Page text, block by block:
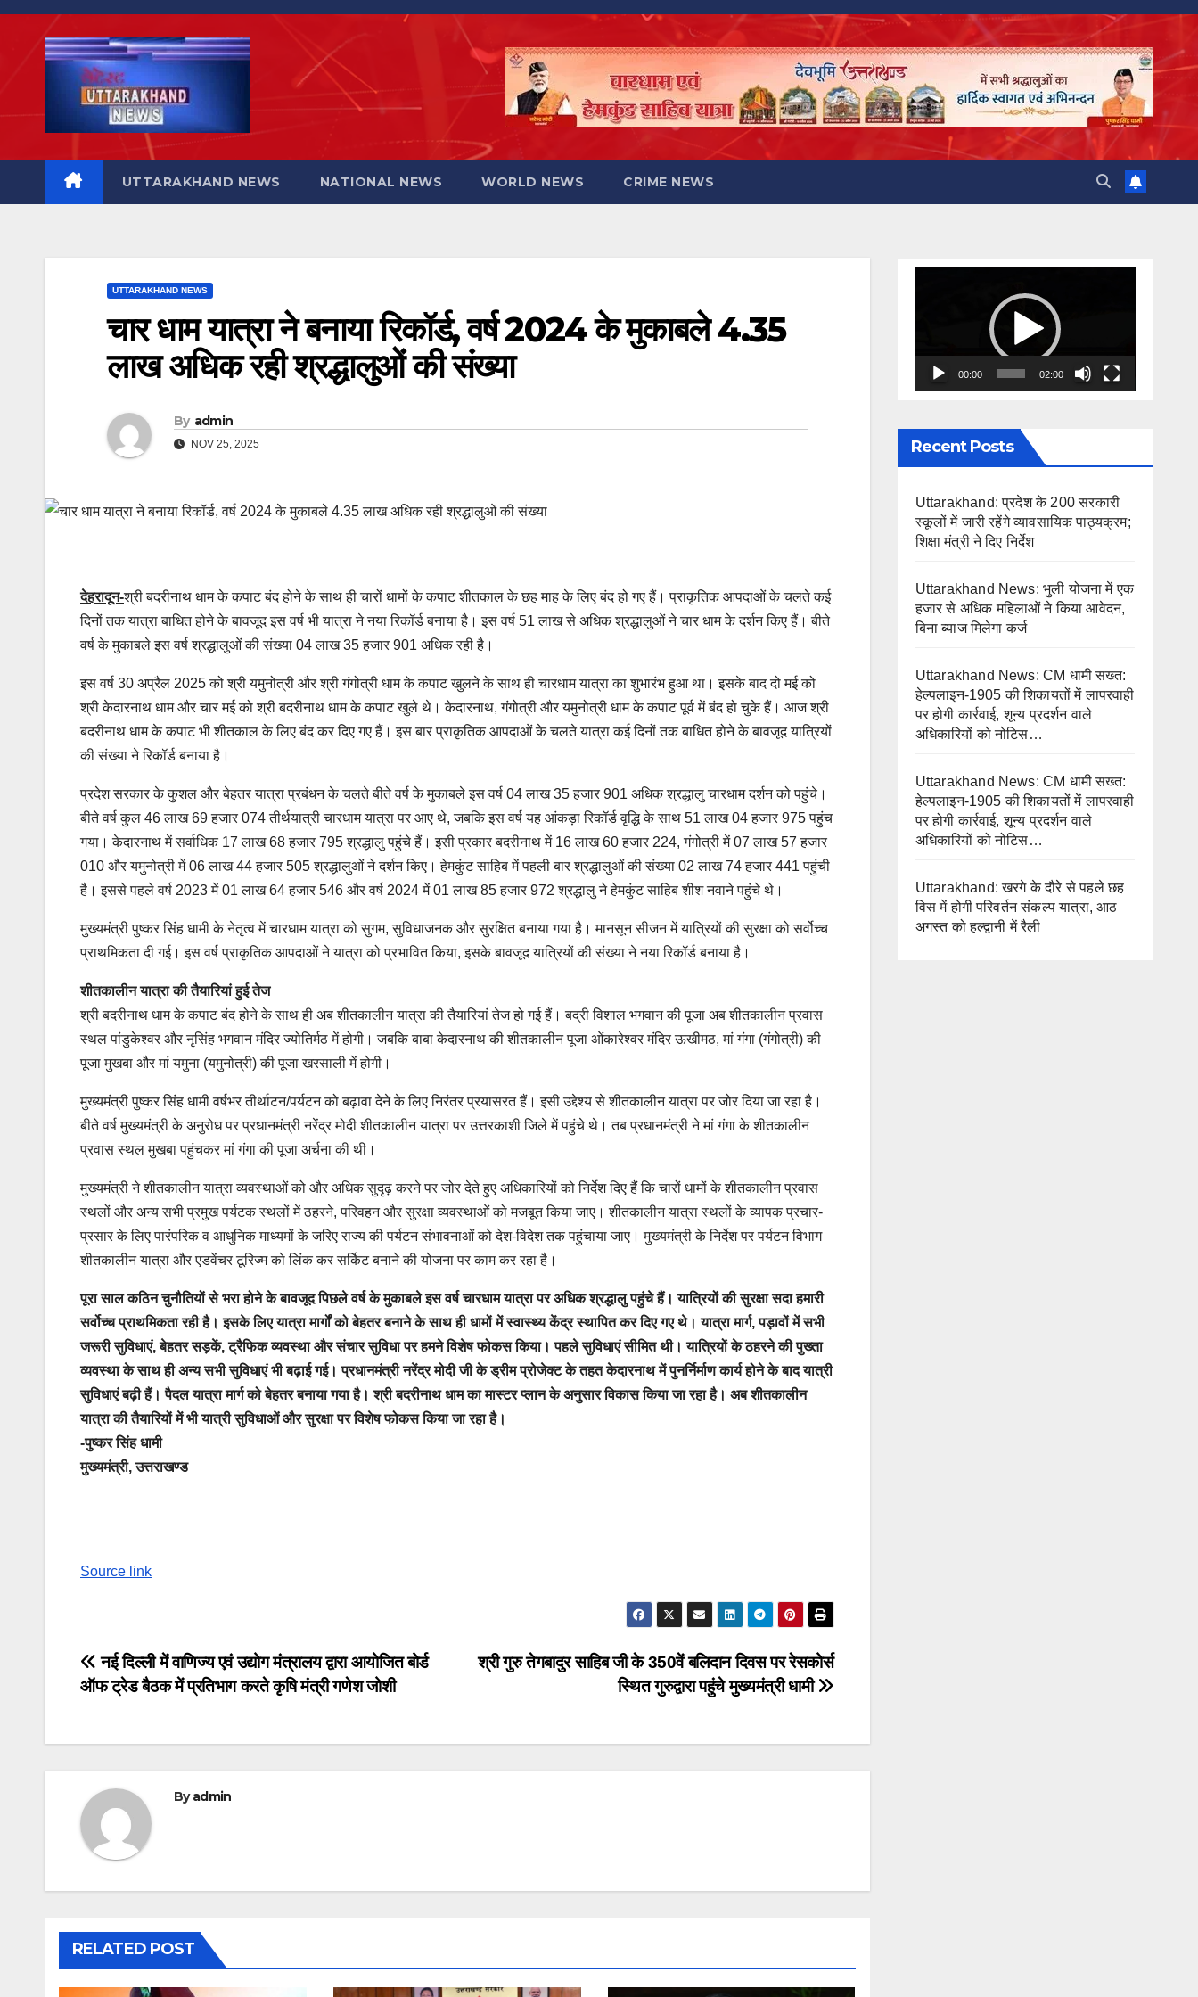
Skip
content
UTTARAKHAND NEWS NATIONAL NEWS WORLD NEWS CRIME NEWS
UTTARAKHAND NEWS
चार धाम यात्रा ने बनाया रिकॉर्ड, वर्ष 2024 के मुकाबले 4.35
लाख अधिक रही श्रद्धालुओं की संख्या
By admin
NOV 25, 2025
देहरादून-श्री बदरीनाथ धाम के कपाट बंद होने के साथ ही चारों धामों के कपाट शीतकाल के छह माह के लिए बंद हो गए हैं। प्राकृतिक आपदाओं के चलते कई
दिनों तक यात्रा बाधित होने के बावजूद इस वर्ष भी यात्रा ने नया रिकॉर्ड बनाया है। इस वर्ष 51 लाख से अधिक श्रद्धालुओं ने चार धाम के दर्शन किए हैं। बीते
वर्ष के मुकाबले इस वर्ष श्रद्धालुओं की संख्या 04 लाख 35 हजार 901 अधिक रही है।
इस वर्ष 30 अप्रैल 2025 को श्री यमुनोत्री और श्री गंगोत्री धाम के कपाट खुलने के साथ ही चारधाम यात्रा का शुभारंभ हुआ था। इसके बाद दो मई को
श्री केदारनाथ धाम और चार मई को श्री बदरीनाथ धाम के कपाट खुले थे। केदारनाथ, गंगोत्री और यमुनोत्री धाम के कपाट पूर्व में बंद हो चुके हैं। आज श्री
बदरीनाथ धाम के कपाट भी शीतकाल के लिए बंद कर दिए गए हैं। इस बार प्राकृतिक आपदाओं के चलते यात्रा कई दिनों तक बाधित होने के बावजूद यात्रियों
की संख्या ने रिकॉर्ड बनाया है।
प्रदेश सरकार के कुशल और बेहतर यात्रा प्रबंधन के चलते बीते वर्ष के मुकाबले इस वर्ष 04 लाख 35 हजार 901 अधिक श्रद्धालु चारधाम दर्शन को पहुंचे।
बीते वर्ष कुल 46 लाख 69 हजार 074 तीर्थयात्री चारधाम यात्रा पर आए थे, जबकि इस वर्ष यह आंकड़ा रिकॉर्ड वृद्धि के साथ 51 लाख 04 हजार 975 पहुंच
गया। केदारनाथ में सर्वाधिक 17 लाख 68 हजार 795 श्रद्धालु पहुंचे हैं। इसी प्रकार बदरीनाथ में 16 लाख 60 हजार 224, गंगोत्री में 07 लाख 57 हजार
010 और यमुनोत्री में 06 लाख 44 हजार 505 श्रद्धालुओं ने दर्शन किए। हेमकुंट साहिब में पहली बार श्रद्धालुओं की संख्या 02 लाख 74 हजार 441 पहुंची
है। इससे पहले वर्ष 2023 में 01 लाख 64 हजार 546 और वर्ष 2024 में 01 लाख 85 हजार 972 श्रद्धालु ने हेमकुंट साहिब शीश नवाने पहुंचे थे।
मुख्यमंत्री पुष्कर सिंह धामी के नेतृत्व में चारधाम यात्रा को सुगम, सुविधाजनक और सुरक्षित बनाया गया है। मानसून सीजन में यात्रियों की सुरक्षा को सर्वोच्च
प्राथमिकता दी गई। इस वर्ष प्राकृतिक आपदाओं ने यात्रा को प्रभावित किया, इसके बावजूद यात्रियों की संख्या ने नया रिकॉर्ड बनाया है।
शीतकालीन यात्रा की तैयारियां हुई तेज
श्री बदरीनाथ धाम के कपाट बंद होने के साथ ही अब शीतकालीन यात्रा की तैयारियां तेज हो गई हैं। बद्री विशाल भगवान की पूजा अब शीतकालीन प्रवास
स्थल पांडुकेश्वर और नृसिंह भगवान मंदिर ज्योतिर्मठ में होगी। जबकि बाबा केदारनाथ की शीतकालीन पूजा ओंकारेश्वर मंदिर ऊखीमठ, मां गंगा (गंगोत्री) की
पूजा मुखबा और मां यमुना (यमुनोत्री) की पूजा खरसाली में होगी।
मुख्यमंत्री पुष्कर सिंह धामी वर्षभर तीर्थाटन/पर्यटन को बढ़ावा देने के लिए निरंतर प्रयासरत हैं। इसी उद्देश्य से शीतकालीन यात्रा पर जोर दिया जा रहा है।
बीते वर्ष मुख्यमंत्री के अनुरोध पर प्रधानमंत्री नरेंद्र मोदी शीतकालीन यात्रा पर उत्तरकाशी जिले में पहुंचे थे। तब प्रधानमंत्री ने मां गंगा के शीतकालीन
प्रवास स्थल मुखबा पहुंचकर मां गंगा की पूजा अर्चना की थी।
मुख्यमंत्री ने शीतकालीन यात्रा व्यवस्थाओं को और अधिक सुदृढ़ करने पर जोर देते हुए अधिकारियों को निर्देश दिए हैं कि चारों धामों के शीतकालीन प्रवास
स्थलों और अन्य सभी प्रमुख पर्यटक स्थलों में ठहरने, परिवहन और सुरक्षा व्यवस्थाओं को मजबूत किया जाए। शीतकालीन यात्रा स्थलों के व्यापक प्रचार-
प्रसार के लिए पारंपरिक व आधुनिक माध्यमों के जरिए राज्य की पर्यटन संभावनाओं को देश-विदेश तक पहुंचाया जाए। मुख्यमंत्री के निर्देश पर पर्यटन विभाग
शीतकालीन यात्रा और एडवेंचर टूरिज्म को लिंक कर सर्किट बनाने की योजना पर काम कर रहा है।
पूरा साल कठिन चुनौतियों से भरा होने के बावजूद पिछले वर्ष के मुकाबले इस वर्ष चारधाम यात्रा पर अधिक श्रद्धालु पहुंचे हैं। यात्रियों की सुरक्षा सदा हमारी
सर्वोच्च प्राथमिकता रही है। इसके लिए यात्रा मार्गों को बेहतर बनाने के साथ ही धामों में स्वास्थ्य केंद्र स्थापित कर दिए गए थे। यात्रा मार्ग, पड़ावों में सभी
जरूरी सुविधाएं, बेहतर सड़कें, ट्रैफिक व्यवस्था और संचार सुविधा पर हमने विशेष फोकस किया। पहले सुविधाएं सीमित थी। यात्रियों के ठहरने की पुख्ता
व्यवस्था के साथ ही अन्य सभी सुविधाएं भी बढ़ाई गई। प्रधानमंत्री नरेंद्र मोदी जी के ड्रीम प्रोजेक्ट के तहत केदारनाथ में पुनर्निर्माण कार्य होने के बाद यात्री
सुविधाएं बढ़ी हैं। पैदल यात्रा मार्ग को बेहतर बनाया गया है। श्री बदरीनाथ धाम का मास्टर प्लान के अनुसार विकास किया जा रहा है। अब शीतकालीन
यात्रा की तैयारियों में भी यात्री सुविधाओं और सुरक्षा पर विशेष फोकस किया जा रहा है।
-पुष्कर सिंह धामी
मुख्यमंत्री, उत्तराखण्ड
Reading
Source link
Post
navigation
श्री गुरु तेगबादुर साहिब जी के 350वें बलिदान दिवस पर रेसकोर्स
स्थित गुरुद्वारा पहुंचे मुख्यमंत्री धामी
नई दिल्ली में वाणिज्य एवं उद्योग मंत्रालय द्वारा आयोजित बोर्ड
ऑफ ट्रेड बैठक में प्रतिभाग करते कृषि मंत्री गणेश जोशी
Byadmin
RELATED POST
00:00 02:00
Recent Posts
Uttarakhand: प्रदेश के 200 सरकारी
स्कूलों में जारी रहेंगे व्यावसायिक पाठ्यक्रम;
शिक्षा मंत्री ने दिए निर्देश
Uttarakhand News: भुली योजना में एक
हजार से अधिक महिलाओं ने किया आवेदन,
बिना ब्याज मिलेगा कर्ज
Uttarakhand News: CM धामी सख्त:
हेल्पलाइन-1905 की शिकायतों में लापरवाही
पर होगी कार्रवाई, शून्य प्रदर्शन वाले
अधिकारियों को नोटिस…
Uttarakhand News: CM धामी सख्त:
हेल्पलाइन-1905 की शिकायतों में लापरवाही
पर होगी कार्रवाई, शून्य प्रदर्शन वाले
अधिकारियों को नोटिस…
Uttarakhand: खरगे के दौरे से पहले छह
विस में होगी परिवर्तन संकल्प यात्रा, आठ
अगस्त को हल्द्वानी में रैली